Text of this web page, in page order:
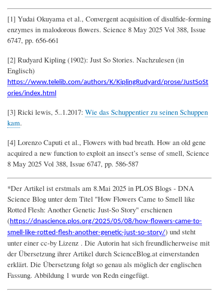
[1] Yudai Okuyama et al., Convergent acquisition of disulfide-forming
enzymes in malodorous flowers. Science 8 May 2025 Vol 388, Issue
6747, pp. 656-661
[2] Rudyard Kipling (1902): Just So Stories. Nachzulesen (in
Englisch)
https://www.telelib.com/authors/K/KiplingRudyard/prose/JustSoSt
ories/index.html
[3] Ricki lewis, 5..1.2017: Wie das Schuppentier zu seinen Schuppen
kam.
[4] Lorenzo Caputi et al., Flowers with bad breath. How an old gene
acquired a new function to exploit an insect’s sense of smell, Science
8 May 2025 Vol 388, Issue 6747, pp. 586-587
*Der Artikel ist erstmals am 8.Mai 2025 in PLOS Blogs - DNA
Science Blog unter dem Titel "How Flowers Came to Smell like
Rotted Flesh: Another Genetic Just-So Story" erschienen
(https://dnascience.plos.org/2025/05/08/how-flowers-came-to-
smell-like-rotted-flesh-another-genetic-just-so-story/) und steht
unter einer cc-by Lizenz . Die Autorin hat sich freundlicherweise mit
der Übersetzung ihrer Artikel durch ScienceBlog.at einverstanden
erklärt. Die Übersetzung folgt so genau als möglich der englischen
Fassung. Abbildung 1 wurde von Redn eingefügt.